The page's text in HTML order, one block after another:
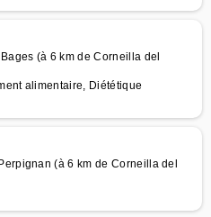
(à 6 km de Corneilla del
alimentaire, Diététique
(à 6 km de Corneilla del